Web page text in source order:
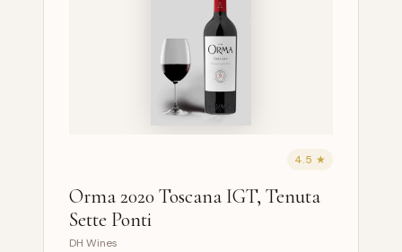
4.5 ★
Orma 2020 Toscana IGT, Tenuta
Sette Ponti
DH Wines